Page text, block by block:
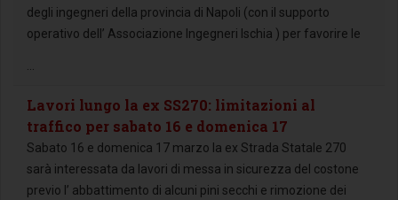
degli ingegneri della provincia di Napoli (con il supporto
operativo dell’ Associazione Ingegneri Ischia ) per favorire le
...
Lavori lungo la ex SS270: limitazioni al
traffico per sabato 16 e domenica 17
Sabato 16 e domenica 17 marzo la ex Strada Statale 270
sarà interessata da lavori di messa in sicurezza del costone
previo l’ abbattimento di alcuni pini secchi e rimozione dei